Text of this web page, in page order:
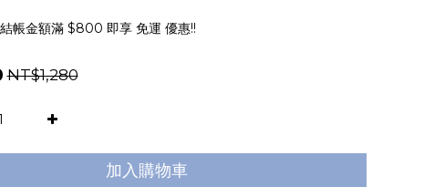
帳金額滿 $800 即享 免運 優惠!!
NT$1,280
加入購物車